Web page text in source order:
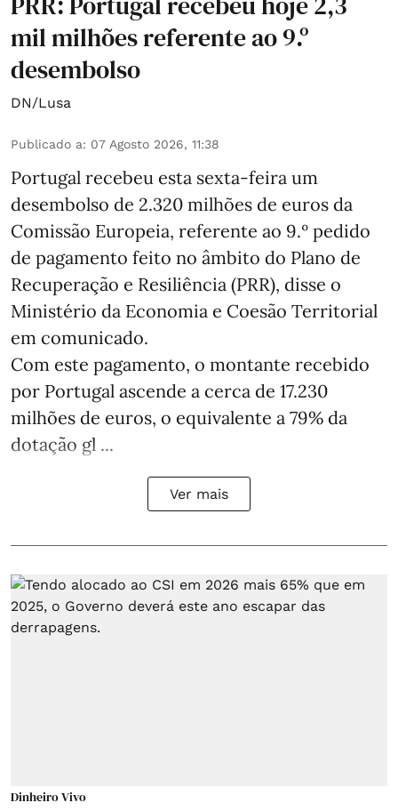
mil milhões referente ao 9.º
desembolso
DN/Lusa
Publicado a: 07 Agosto 2026, 11:38
Portugal recebeu esta sexta-feira um
desembolso de 2.320 milhões de euros da
Comissão Europeia, referente ao 9.º pedido
de pagamento feito no âmbito do Plano de
Recuperação e Resiliência (PRR), disse o
Ministério da Economia e Coesão Territorial
em comunicado.
Com este pagamento, o montante recebido
por Portugal ascende a cerca de 17.230
milhões de euros, o equivalente a 79% da
dotação gl ...
Ver mais
Dinheiro Vivo